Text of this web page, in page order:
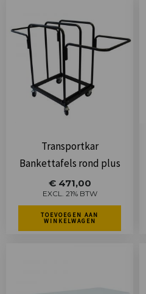
Transportkar
Bankettafels rond plus
€471,00
EXCL. 21% BTW
TOEVOEGEN AAN
WINKELWAGEN